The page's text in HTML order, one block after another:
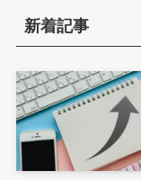
新着記事